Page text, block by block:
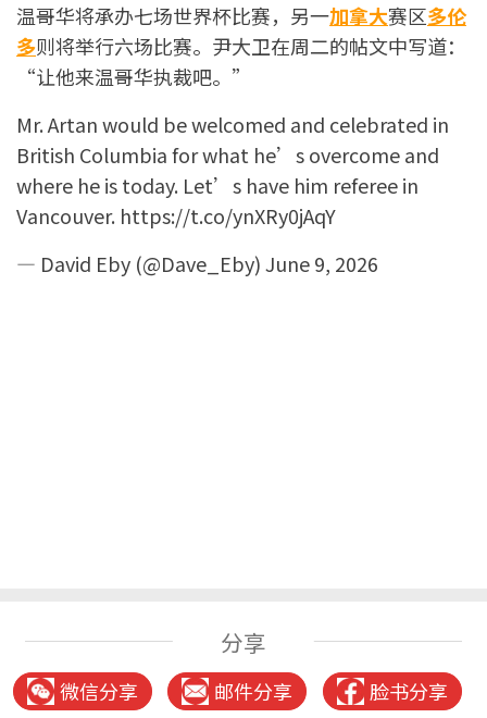
温哥华将承办七场世界杯比赛，另一加拿大赛区多伦
多则将举行六场比赛。尹大卫在周二的帖文中写道：
“让他来温哥华执裁吧。”
Mr. Artan would be welcomed and celebrated in
British Columbia for what he’s overcome and
where he is today. Let’s have him referee in
Vancouver. https://t.co/ynXRy0jAqY
— David Eby (@Dave_Eby)June 9, 2026
分享
微信分享 邮件分享 脸书分享